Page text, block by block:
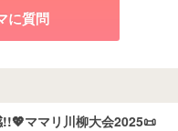
に質問
ママリ川柳大会2025📜